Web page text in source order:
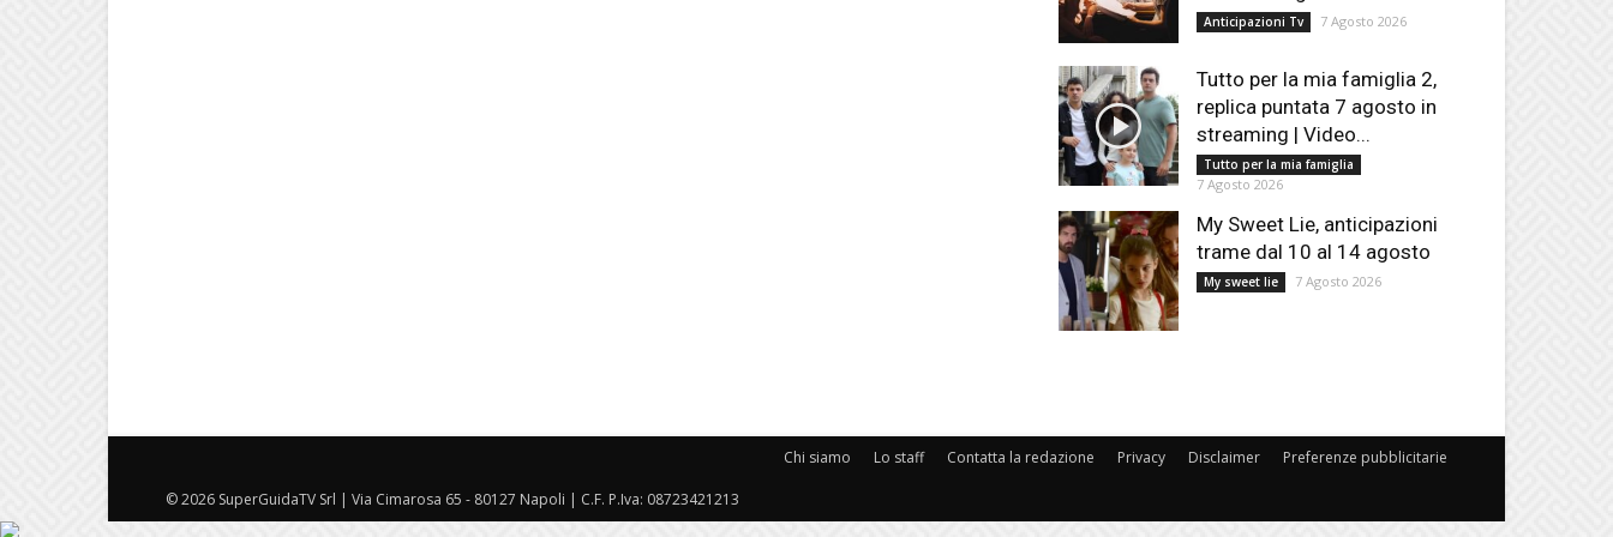
Anticipazioni Tv 7 Agosto 2026
Tutto per la mia famiglia 2,
replica puntata 7 agosto in
streaming | Video...
Tutto per la mia famiglia
7 Agosto 2026
My Sweet Lie, anticipazioni
trame dal 10 al 14 agosto
My sweet lie 7 Agosto 2026
Chi siamo Lo staff Contatta la redazione Privacy Disclaimer Preferenze pubblicitarie
© 2026 SuperGuidaTV Srl | Via Cimarosa 65 - 80127 Napoli | C.F. P.Iva: 08723421213